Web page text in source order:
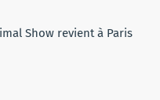
Show revient à Paris